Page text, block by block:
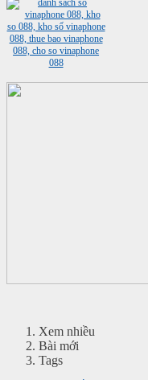
Xem nhiều
Bài mới
Tags